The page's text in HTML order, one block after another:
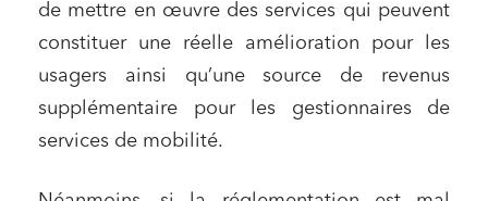
de mettre en œuvre des services qui peuvent
constituer une réelle amélioration pour les
usagers ainsi qu’une source de revenus
supplémentaire pour les gestionnaires de
services de mobilité.